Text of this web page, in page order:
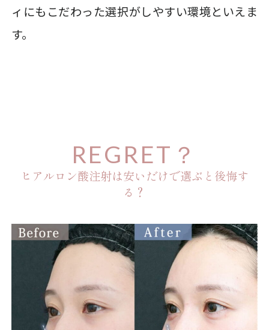
ィにもこだわった選択がしやすい環境といえま
す。
REGRET？
ヒアルロン酸注射は安いだけで選ぶと後悔す
る？